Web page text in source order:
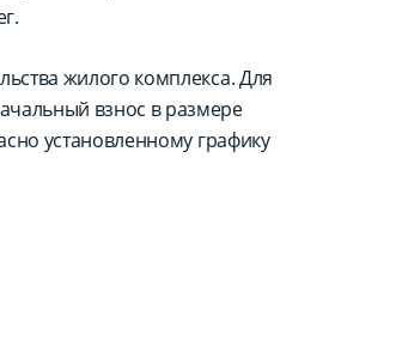
жилого комплекса. Для
взнос в размере
установленному графику